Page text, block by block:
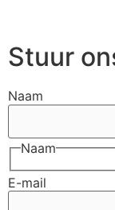
Stuur
Naam
Naam
E-mail